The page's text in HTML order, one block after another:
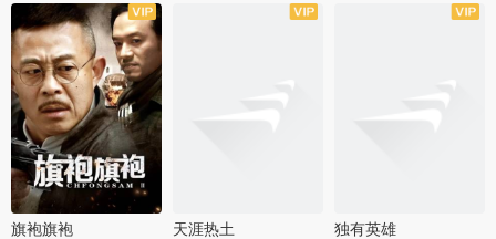
全43集
旗袍旗袍 天涯热土 独有英雄